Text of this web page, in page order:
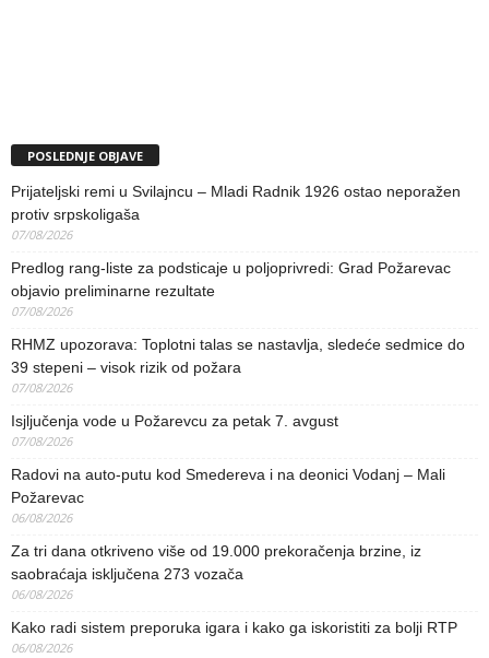
POSLEDNJE OBJAVE
Prijateljski remi u Svilajncu – Mladi Radnik 1926 ostao neporažen
protiv srpskoligaša
07/08/2026
Predlog rang-liste za podsticaje u poljoprivredi: Grad Požarevac
objavio preliminarne rezultate
07/08/2026
RHMZ upozorava: Toplotni talas se nastavlja, sledeće sedmice do
39 stepeni – visok rizik od požara
07/08/2026
Isjljučenja vode u Požarevcu za petak 7. avgust
07/08/2026
Radovi na auto-putu kod Smedereva i na deonici Vodanj – Mali
Požarevac
06/08/2026
Za tri dana otkriveno više od 19.000 prekoračenja brzine, iz
saobraćaja isključena 273 vozača
06/08/2026
Kako radi sistem preporuka igara i kako ga iskoristiti za bolji RTP
06/08/2026